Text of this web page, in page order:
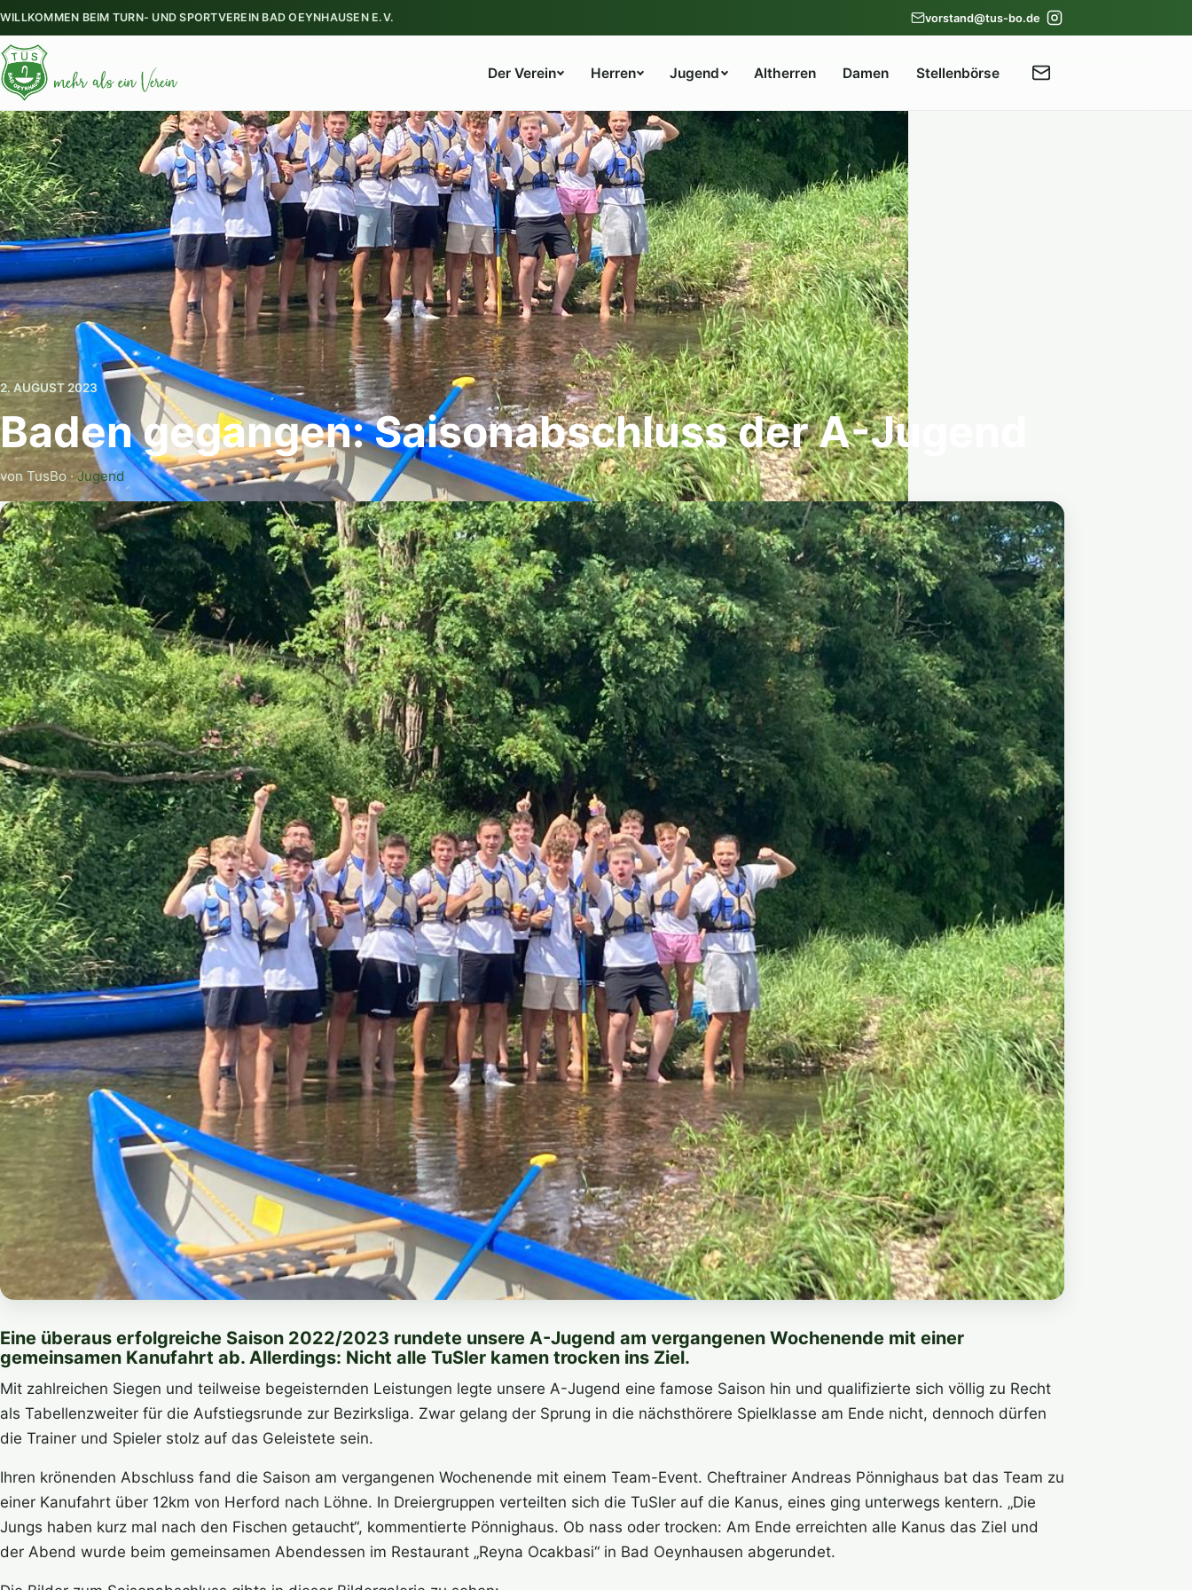
WILLKOMMEN BEIM TURN- UND SPORTVEREIN BAD OEYNHAUSEN E.V. vorstand@tus-bo.de
Der Verein Herren Jugend Altherren Damen Stellenbörse
2. AUGUST 2023
Baden gegangen: Saisonabschluss der A-Jugend
von TusBo ·Jugend
Eine überaus erfolgreiche Saison 2022/2023 rundete unsere A-Jugend am vergangenen Wochenende mit einer
gemeinsamen Kanufahrt ab. Allerdings: Nicht alle TuSler kamen trocken ins Ziel.
Mit zahlreichen Siegen und teilweise begeisternden Leistungen legte unsere A-Jugend eine famose Saison hin und qualifizierte sich völlig zu Recht
als Tabellenzweiter für die Aufstiegsrunde zur Bezirksliga. Zwar gelang der Sprung in die nächsthörere Spielklasse am Ende nicht, dennoch dürfen
die Trainer und Spieler stolz auf das Geleistete sein.
Ihren krönenden Abschluss fand die Saison am vergangenen Wochenende mit einem Team-Event. Cheftrainer Andreas Pönnighaus bat das Team zu
einer Kanufahrt über 12km von Herford nach Löhne. In Dreiergruppen verteilten sich die TuSler auf die Kanus, eines ging unterwegs kentern. „Die
Jungs haben kurz mal nach den Fischen getaucht“, kommentierte Pönnighaus. Ob nass oder trocken: Am Ende erreichten alle Kanus das Ziel und
der Abend wurde beim gemeinsamen Abendessen im Restaurant „Reyna Ocakbasi“ in Bad Oeynhausen abgerundet.